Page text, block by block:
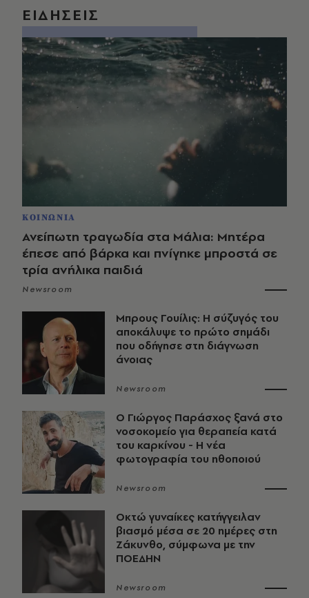
ΕΙΔΗΣΕΙΣ
ΚΟΙΝΩΝΙΑ
Ανείπωτη τραγωδία στα Μάλια: Μητέρα
έπεσε από βάρκα και πνίγηκε μπροστά σε
τρία ανήλικα παιδιά
Newsroom
Μπρους Γουίλις: Η σύζυγός του
αποκάλυψε το πρώτο σημάδι
που οδήγησε στη διάγνωση
άνοιας
Newsroom
O Γιώργος Παράσχος ξανά στο
νοσοκομείο για θεραπεία κατά
του καρκίνου - Η νέα
φωτογραφία του ηθοποιού
Newsroom
Οκτώ γυναίκες κατήγγειλαν
βιασμό μέσα σε 20 ημέρες στη
Ζάκυνθο, σύμφωνα με την
ΠΟΕΔΗΝ
Newsroom